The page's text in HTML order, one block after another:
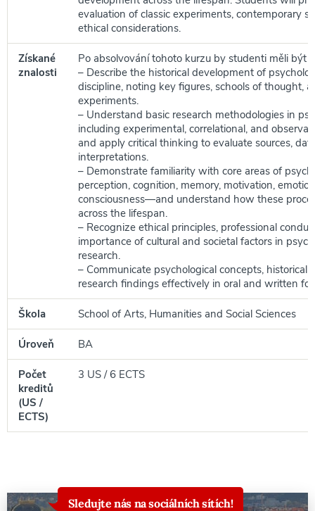
evaluation of classic experiments, contemporary
ethical considerations.
Získané
znalosti
Po absolvování tohoto kurzu by studenti měli být
– Describe the historical development of
discipline, noting key figures, schools of thought,
experiments.
– Understand basic research methodologies in
including experimental, correlational, and
and apply critical thinking to evaluate sources,
interpretations.
– Demonstrate familiarity with core areas of
perception, cognition, memory, motivation,
consciousness—and understand how these
across the lifespan.
– Recognize ethical principles, professional
importance of cultural and societal factors in
research.
– Communicate psychological concepts, historical
research findings effectively in oral and written
Škola School of Arts, Humanities and Social Sciences
Úroveň BA
Počet
kreditů
(US /
ECTS)
3 US / 6 ECTS
Sledujte nás na sociálních sítích!